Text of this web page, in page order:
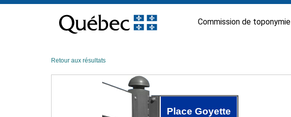
contenu
Commission de toponymie
Retour aux résultats
Place Goyette